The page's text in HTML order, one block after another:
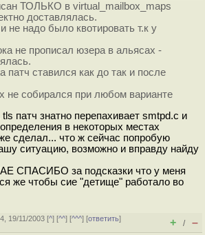
ТОЛЬКО в virtual_mailbox_maps
доставлялась.
не надо было квотировать т.к у
не прописал юзера в альясах -
патч ставился как до так и после
не собирался при любом варианте
патч знатно перепахивает smtpd.c и
в некоторых местах
сделал... что ж сейчас попробую
ситуацию, возможно и вправду найду
СПАСИБО за подсказки что у меня
же чтобы сие "детище" работало во
19/11/2003 [^] [^^] [^^^] [ответить]
+ / –